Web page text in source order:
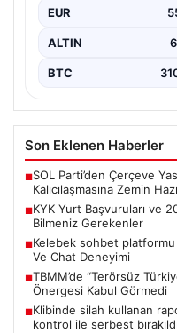
EUR
ALTIN
BTC
Son Eklenen Haberler
■SOL Parti’den Çerçeve
Kalıcılaşmasına Zemin
■KYK Yurt Başvuruları ve
Bilmeniz Gerekenler
■Kelebek sohbet
Ve Chat Deneyimi
■TBMM’de “Terörsüz
Önergesi Kabul Görmedi
■Klibinde silah kullanan
kontrol ile serbest bırakıldı